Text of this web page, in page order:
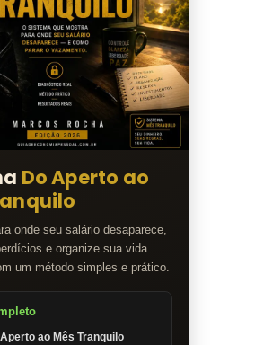
Do Aperto ao
onde seu salário desaparece,
e organize sua vida
um método simples e prático.
Aperto ao Mês Tranquilo